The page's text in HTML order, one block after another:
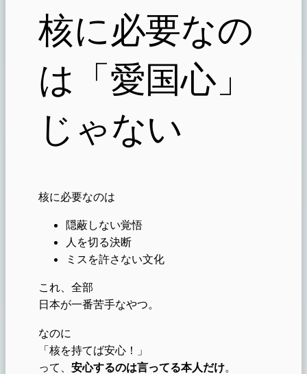
核に必要なの
は「愛国心」
じゃない
核に必要なのは
隠蔽しない覚悟
人を切る決断
ミスを許さない文化
これ、全部
日本が一番苦手なやつ。
なのに
「核を持てば安心！」
って、 安心するのは言ってる本人だけ